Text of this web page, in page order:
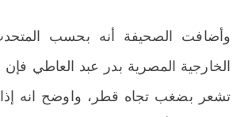
وأضافت الصحيفة أنه بحسب
الخارجية المصرية بدر عبد العاطي فإن
تشعر بضغب تجاه قطر، واوضح انه